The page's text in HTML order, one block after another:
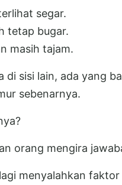
segar.
tetap bugar.
masih tajam.
di sisi lain, ada yang
sebenarnya.
orang mengira
menyalahkan